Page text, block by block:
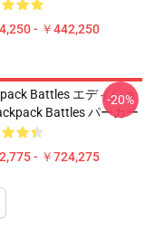
- ￥442,250
Battles エディショ
Battles パーカー
- ￥724,275
-20%